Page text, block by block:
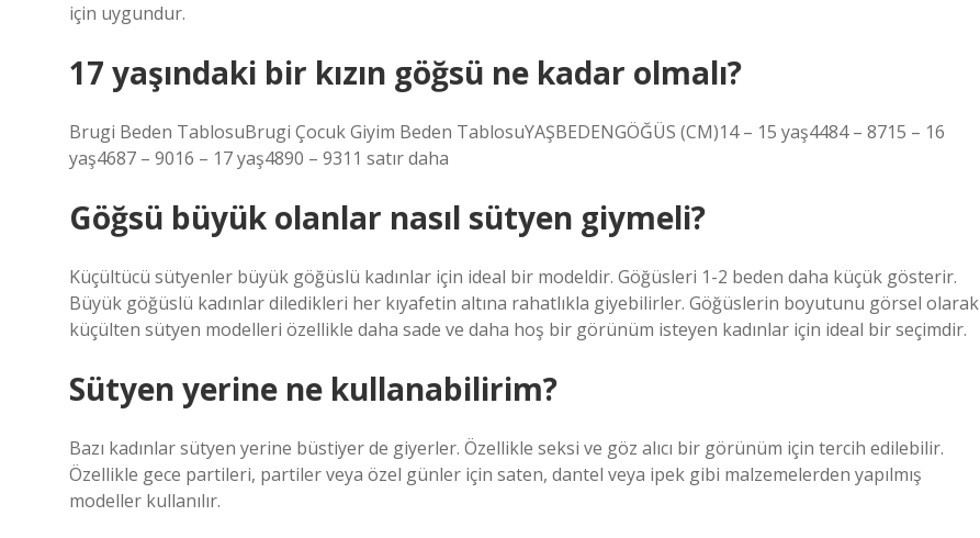
için uygundur.
17 yaşındaki bir kızın göğsü ne kadar olmalı?
Brugi Beden TablosuBrugi Çocuk Giyim Beden TablosuYAŞBEDENGÖĞÜS (CM)14 – 15 yaş4484 – 8715 – 16
yaş4687 – 9016 – 17 yaş4890 – 9311 satır daha
Göğsü büyük olanlar nasıl sütyen giymeli?
Küçültücü sütyenler büyük göğüslü kadınlar için ideal bir modeldir. Göğüsleri 1-2 beden daha küçük gösterir.
Büyük göğüslü kadınlar diledikleri her kıyafetin altına rahatlıkla giyebilirler. Göğüslerin boyutunu görsel olarak
küçülten sütyen modelleri özellikle daha sade ve daha hoş bir görünüm isteyen kadınlar için ideal bir seçimdir.
Sütyen yerine ne kullanabilirim?
Bazı kadınlar sütyen yerine büstiyer de giyerler. Özellikle seksi ve göz alıcı bir görünüm için tercih edilebilir.
Özellikle gece partileri, partiler veya özel günler için saten, dantel veya ipek gibi malzemelerden yapılmış
modeller kullanılır.